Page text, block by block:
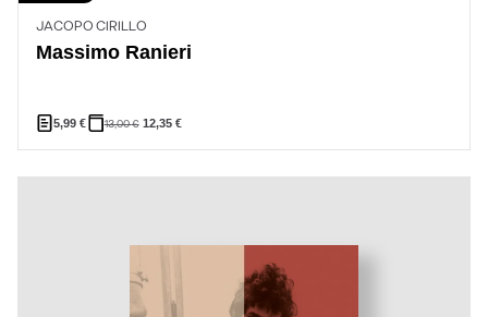
JACOPO CIRILLO
Massimo Ranieri
5,99€ 13,00€ 12,35 €